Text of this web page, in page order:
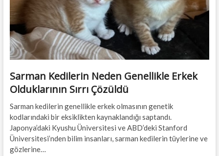
Sarman Kedilerin Neden Genellikle Erkek
Olduklarının Sırrı Çözüldü
Sarman kedilerin genellikle erkek olmasının genetik
kodlarındaki bir eksiklikten kaynaklandığı saptandı.
Japonya’daki Kyushu Üniversitesi ve ABD’deki Stanford
Üniversitesi’nden bilim insanları, sarman kedilerin tüylerine ve
gözlerine…